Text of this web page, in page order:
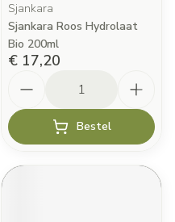
Sjankara
Sjankara Roos Hydrolaat
Bio 200ml
€ 17,20
Bestel